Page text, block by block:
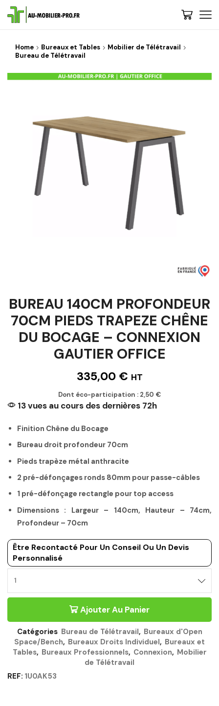
Home Bureaux et Tables
Mobilier de Télétravail
Bureau de Télétravail
BUREAU 140CM PROFONDEUR
70CM PIEDS TRAPEZE CHÊNE
DU BOCAGE – CONNEXION
GAUTIER OFFICE
335,00 € HT
Dont éco-participation : 2,50 €
13 vues au cours des dernières 72h
Finition Chêne du Bocage
Bureau droit profondeur 70cm
Pieds trapèze métal anthracite
2 pré-défonçages ronds 80mm pour passe-câbles
1 pré-défonçage rectangle pour top access
Dimensions : Largeur – 140cm, Hauteur – 74cm,
Profondeur – 70cm
Être Recontacté Pour Un Conseil Ou Un Devis
Personnalisé
140CM
70CM
TRAPEZE
CHÊNE
DU
BOCAGE
-
Ajouter Au Panier
Catégories Bureau de Télétravail, Bureaux d'Open
Space/Bench, Bureaux Droits Individuel, Bureaux et
Tables, Bureaux Professionnels, Connexion, Mobilier
de Télétravail
REF: 1U0AK53